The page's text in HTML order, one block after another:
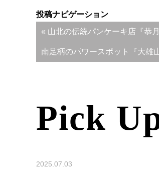
投稿ナビゲーション
« 山北の伝統パンケーキ店『恭
南足柄のパワースポット『大雄
Pick
2025.07.03